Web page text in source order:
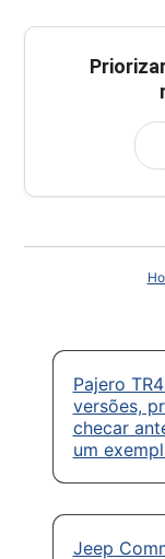
Pajero
versões,
checar
um
Jeep